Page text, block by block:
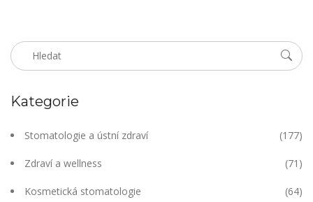
Kategorie
Stomatologie a ústní zdraví (177)
Zdraví a wellness (71)
Kosmetická stomatologie (64)